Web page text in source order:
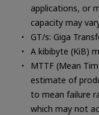
applications, or
capacity may
GT/s: Giga
A kibibyte (KiB)
MTTF (Mean
estimate of
to mean failure
which may not